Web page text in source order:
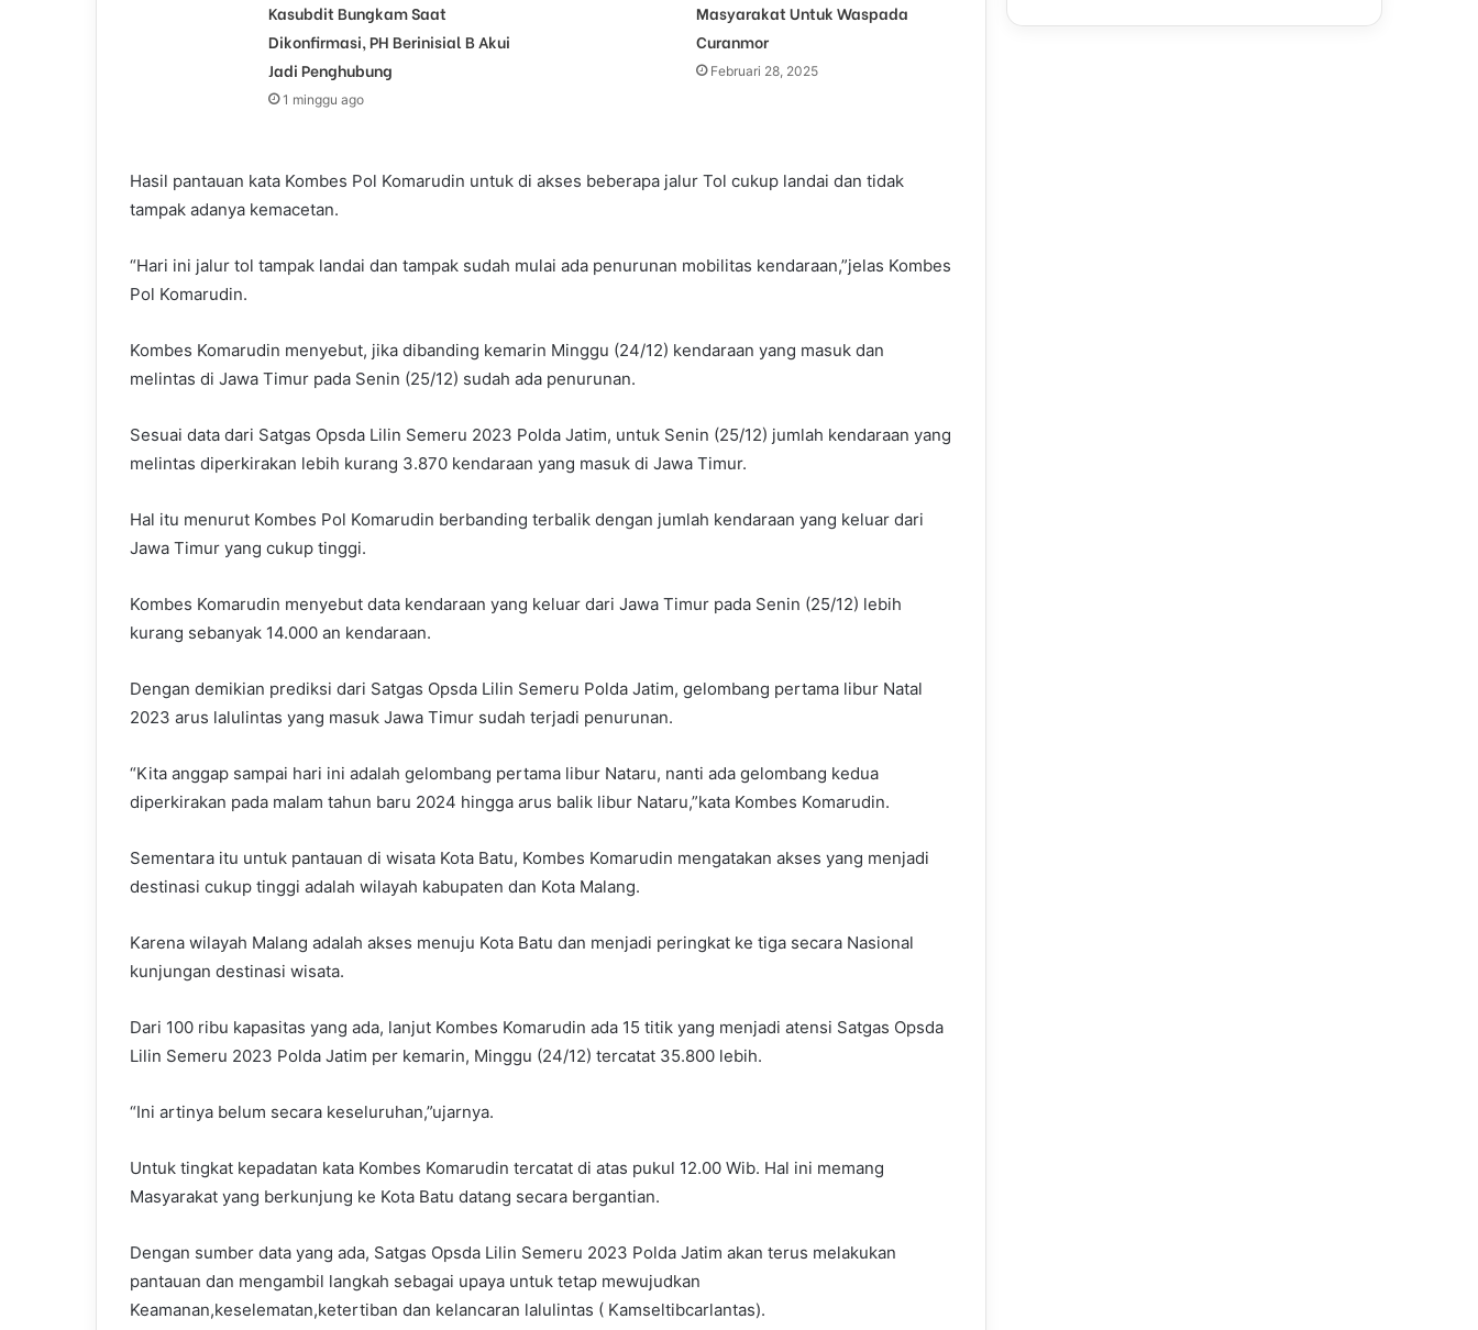
Kasubdit Bungkam Saat
Dikonfirmasi, PH Berinisial B Akui
Jadi Penghubung
1 minggu ago
Masyarakat Untuk Waspada
Curanmor
Februari 28, 2025
Hasil pantauan kata Kombes Pol Komarudin untuk di akses beberapa jalur Tol cukup landai dan tidak
tampak adanya kemacetan.
“Hari ini jalur tol tampak landai dan tampak sudah mulai ada penurunan mobilitas kendaraan,”jelas Kombes
Pol Komarudin.
Kombes Komarudin menyebut, jika dibanding kemarin Minggu (24/12) kendaraan yang masuk dan
melintas di Jawa Timur pada Senin (25/12) sudah ada penurunan.
Sesuai data dari Satgas Opsda Lilin Semeru 2023 Polda Jatim, untuk Senin (25/12) jumlah kendaraan yang
melintas diperkirakan lebih kurang 3.870 kendaraan yang masuk di Jawa Timur.
Hal itu menurut Kombes Pol Komarudin berbanding terbalik dengan jumlah kendaraan yang keluar dari
Jawa Timur yang cukup tinggi.
Kombes Komarudin menyebut data kendaraan yang keluar dari Jawa Timur pada Senin (25/12) lebih
kurang sebanyak 14.000 an kendaraan.
Dengan demikian prediksi dari Satgas Opsda Lilin Semeru Polda Jatim, gelombang pertama libur Natal
2023 arus lalulintas yang masuk Jawa Timur sudah terjadi penurunan.
“Kita anggap sampai hari ini adalah gelombang pertama libur Nataru, nanti ada gelombang kedua
diperkirakan pada malam tahun baru 2024 hingga arus balik libur Nataru,”kata Kombes Komarudin.
Sementara itu untuk pantauan di wisata Kota Batu, Kombes Komarudin mengatakan akses yang menjadi
destinasi cukup tinggi adalah wilayah kabupaten dan Kota Malang.
Karena wilayah Malang adalah akses menuju Kota Batu dan menjadi peringkat ke tiga secara Nasional
kunjungan destinasi wisata.
Dari 100 ribu kapasitas yang ada, lanjut Kombes Komarudin ada 15 titik yang menjadi atensi Satgas Opsda
Lilin Semeru 2023 Polda Jatim per kemarin, Minggu (24/12) tercatat 35.800 lebih.
“Ini artinya belum secara keseluruhan,”ujarnya.
Untuk tingkat kepadatan kata Kombes Komarudin tercatat di atas pukul 12.00 Wib. Hal ini memang
Masyarakat yang berkunjung ke Kota Batu datang secara bergantian.
Dengan sumber data yang ada, Satgas Opsda Lilin Semeru 2023 Polda Jatim akan terus melakukan
pantauan dan mengambil langkah sebagai upaya untuk tetap mewujudkan
Keamanan,keselematan,ketertiban dan kelancaran lalulintas ( Kamseltibcarlantas).